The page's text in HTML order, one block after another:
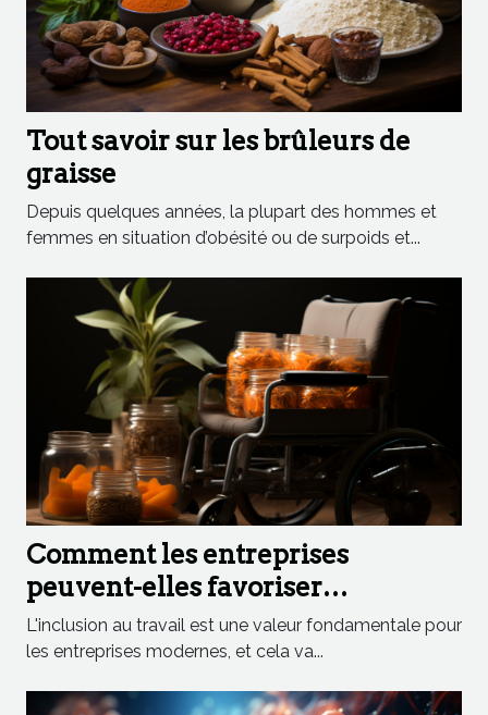
Tout savoir sur les brûleurs de
graisse
Depuis quelques années, la plupart des hommes et
femmes en situation d’obésité ou de surpoids et...
Comment les entreprises
peuvent-elles favoriser
l'intégration des personnes
handicapées ?
L'inclusion au travail est une valeur fondamentale pour
les entreprises modernes, et cela va...